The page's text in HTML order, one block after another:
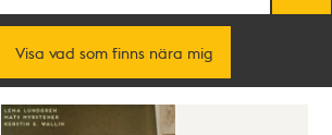
Visa vad som finns nära mig